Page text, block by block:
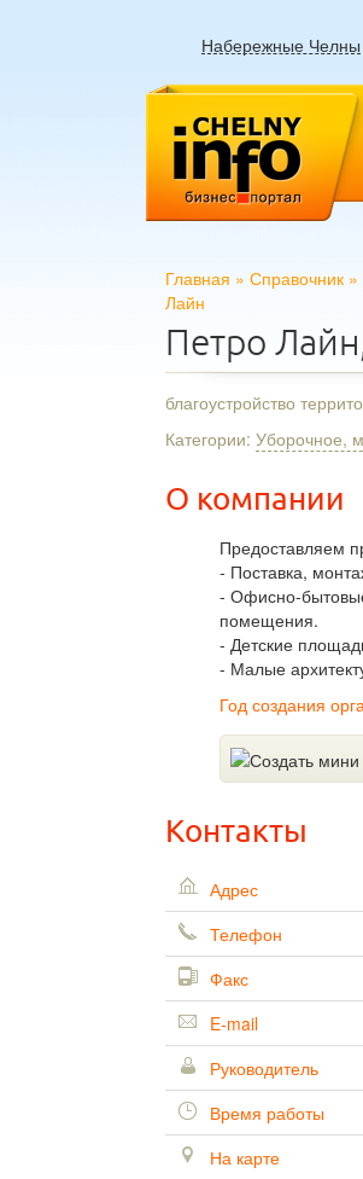
Набережные Челны
Главная » Справочник »
Лайн
Петро
благоустройство
Категории: Уборочное,
О компании
Предоставляем
- Поставка,
- Офисно-
помещения.
- Детские
- Малые
Год создания
Контакты
Адрес
Телефон
Факс
E-mail
Руководитель
Время работы
На карте